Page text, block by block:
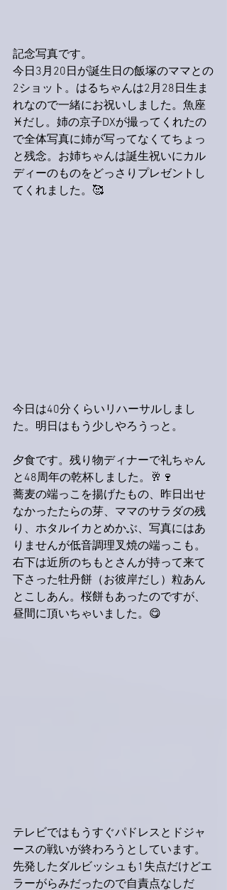
記念写真です。
今日3月20日が誕生日の飯塚のママとの
2ショット。はるちゃんは2月28日生ま
れなので一緒にお祝いしました。魚座
♓️だし。姉の京子DXが撮ってくれたの
で全体写真に姉が写ってなくてちょっ
と残念。お姉ちゃんは誕生祝いにカル
ディーのものをどっさりプレゼントし
てくれました。🥰
今日は40分くらいリハーサルしまし
た。明日はもう少しやろうっと。
夕食です。残り物ディナーで礼ちゃん
と48周年の乾杯しました。🥂🍷
蕎麦の端っこを揚げたもの、昨日出せ
なかったたらの芽、ママのサラダの残
り、ホタルイカとめかぶ、写真にはあ
りませんが低音調理叉焼の端っこも。
右下は近所のちもとさんが持って来て
下さった牡丹餅（お彼岸だし）粒あん
とこしあん。桜餅もあったのですが、
昼間に頂いちゃいました。😋
テレビではもうすぐパドレスとドジャ
ースの戦いが終わろうとしています。
先発したダルビッシュも1失点だけどエ
ラーがらみだったので自責点なしだ